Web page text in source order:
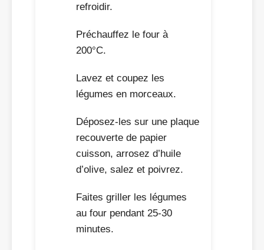
refroidir.
Préchauffez le four à
200°C.
Lavez et coupez les
légumes en morceaux.
Déposez-les sur une plaque
recouverte de papier
cuisson, arrosez d’huile
d’olive, salez et poivrez.
Faites griller les légumes
au four pendant 25-30
minutes.